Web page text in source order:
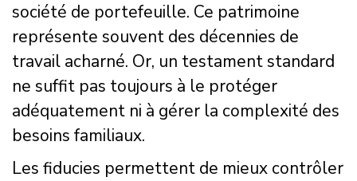
société de portefeuille. Ce patrimoine
représente souvent des décennies de
travail acharné. Or, un testament standard
ne suffit pas toujours à le protéger
adéquatement ni à gérer la complexité des
besoins familiaux.
Les fiducies permettent de mieux contrôler